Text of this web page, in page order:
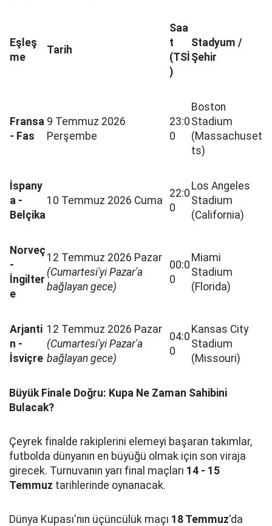
Eşleş
me
Tarih
Saa
t
(TSİ
)
Stadyum /
Şehir
Fransa
- Fas
9 Temmuz 2026
Perşembe
23:0
0
Boston
Stadium
(Massachuset
ts)
İspany
a -
Belçika
10 Temmuz 2026 Cuma
22:0
0
Los Angeles
Stadium
(California)
Norveç
-
İngilter
e
12 Temmuz 2026 Pazar
(Cumartesi'yi Pazar'a
bağlayan gece)
00:0
0
Miami
Stadium
(Florida)
Arjanti
n -
İsviçre
12 Temmuz 2026 Pazar
(Cumartesi'yi Pazar'a
bağlayan gece)
04:0
0
Kansas City
Stadium
(Missouri)
Büyük Finale Doğru: Kupa Ne Zaman Sahibini
Bulacak?
Çeyrek finalde rakiplerini elemeyi başaran takımlar,
futbolda dünyanın en büyüğü olmak için son viraja
girecek. Turnuvanın yarı final maçları 14 - 15
Temmuz tarihlerinde oynanacak.
Dünya Kupası'nın üçüncülük maçı 18 Temmuz'da